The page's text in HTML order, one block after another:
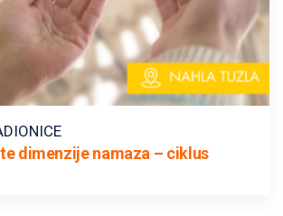
dimenzije namaza – ciklus